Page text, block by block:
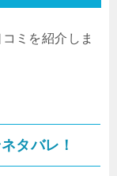
ミを紹介しま
タバレ！